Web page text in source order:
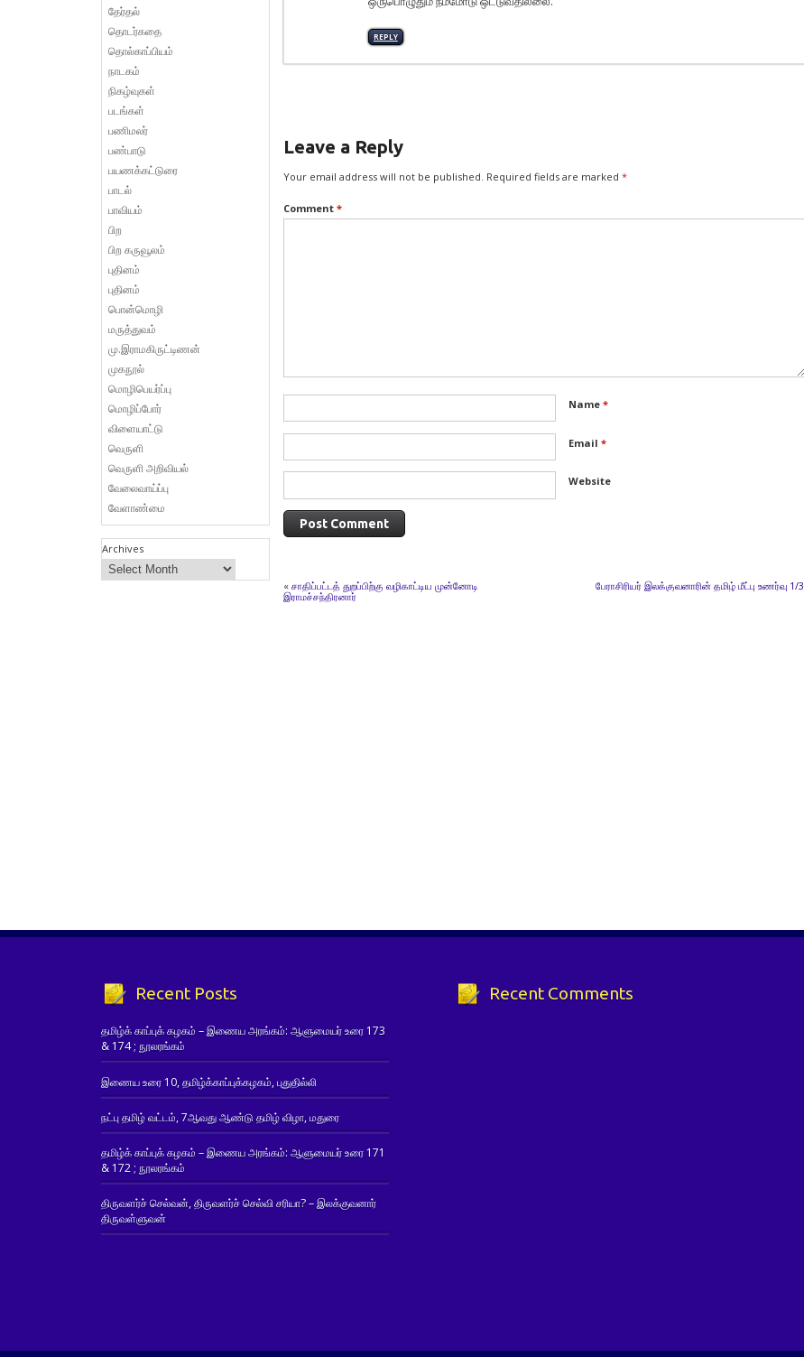
REPLY
Leave a Reply
Your email address will not be published. Required fields are marked *
Comment *
Name *
Email *
Website
« சாதிப்பட்டத் துறப்பிற்கு வழிகாட்டிய முன்னோடி
இராமச்சந்திரனார்
பேராசிரியர் இலக்குவனாரின் தமிழ் மீட்பு உணர்வு 1/3
தேர்தல்
தொடர்கதை
தொல்காப்பியம்
நாடகம்
நிகழ்வுகள்
படங்கள்
பணிமலர்
பண்பாடு
பயணக்கட்டுரை
பாடல்
பாவியம்
பிற
பிற கருவூலம்
புதினம்
புதினம்
பொன்மொழி
மருத்துவம்
மு.இராமகிருட்டிணன்
முகநூல்
மொழிபெயர்ப்பு
மொழிப்போர்
விளையாட்டு
வெருளி
வெருளி அறிவியல்
வேலைவாய்ப்பு
வேளாண்மை
Archives
Recent Posts
தமிழ்க் காப்புக் கழகம் – இணைய அரங்கம்: ஆளுமையர் உரை 173
& 174 ; நூலரங்கம்
இணைய உரை 10, தமிழ்க்காப்புக்கழகம், புதுதில்லி
நட்பு தமிழ் வட்டம், 7ஆவது ஆண்டு தமிழ் விழா, மதுரை
தமிழ்க் காப்புக் கழகம் – இணைய அரங்கம்: ஆளுமையர் உரை 171
& 172 ; நூலரங்கம்
திருவளர்ச் செல்வன், திருவளர்ச் செல்வி சரியா? – இலக்குவனார்
திருவள்ளுவன்
Recent Comments